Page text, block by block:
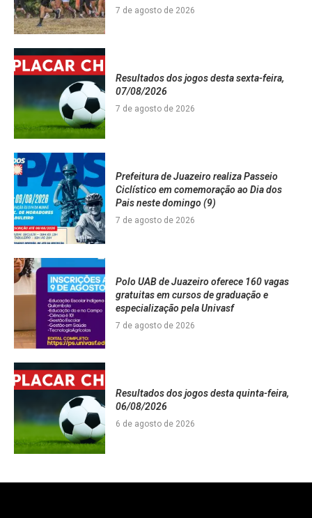
7 de agosto de 2026
Resultados dos jogos desta sexta-feira,
07/08/2026
7 de agosto de 2026
Prefeitura de Juazeiro realiza Passeio
Ciclístico em comemoração ao Dia dos
Pais neste domingo (9)
7 de agosto de 2026
Polo UAB de Juazeiro oferece 160 vagas
gratuitas em cursos de graduação e
especialização pela Univasf
7 de agosto de 2026
Resultados dos jogos desta quinta-feira,
06/08/2026
6 de agosto de 2026